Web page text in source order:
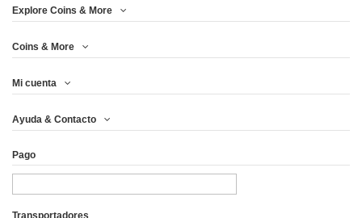
Explore Coins & More
Coins & More
Mi cuenta
Ayuda & Contacto
Pago
Transportadores